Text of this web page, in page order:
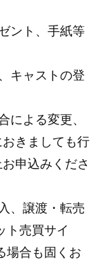
ント、手紙等
キャストの登
による変更、
きましても行
申込みくださ
、譲渡・転売
ト売買サイ
場合も固くお